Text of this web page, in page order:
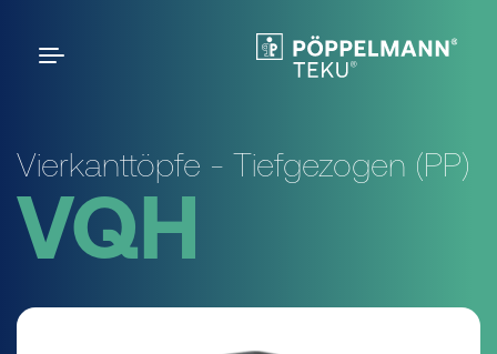
Vierkanttöpfe - Tiefgezogen (PP)
VQH